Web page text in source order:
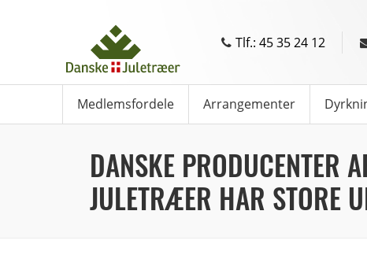
Tlf.: 45 35 24 12
Medlemsfordele Arrangementer
DANSKE PRODUCENTER
JULETRÆER HAR STORE